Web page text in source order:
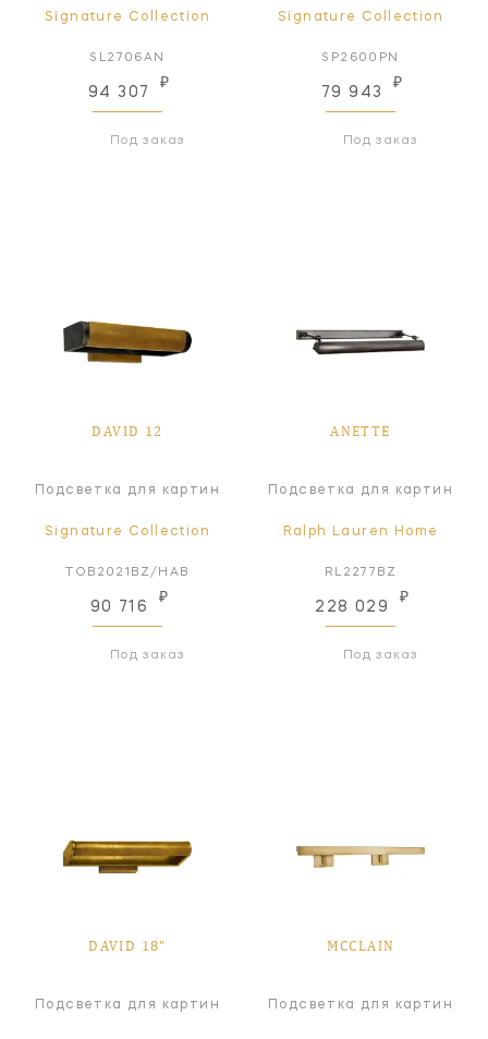
Signature Collection
SL2706AN
94 307
₽
Под заказ
Signature Collection
SP2600PN
79 943
₽
Под заказ
DAVID 12
Подсветка для картин
Signature Collection
TOB2021BZ/HAB
90 716
₽
Под заказ
ANETTE
Подсветка для картин
Ralph Lauren Home
RL2277BZ
228 029
₽
Под заказ
DAVID 18"
Подсветка для картин
MCCLAIN
Подсветка для картин